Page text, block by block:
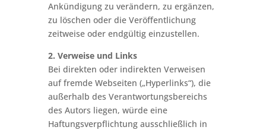
Ankündigung zu verändern, zu ergänzen,
zu löschen oder die Veröffentlichung
zeitweise oder endgültig einzustellen.
2. Verweise und Links
Bei direkten oder indirekten Verweisen
auf fremde Webseiten („Hyperlinks“), die
außerhalb des Verantwortungsbereichs
des Autors liegen, würde eine
Haftungsverpflichtung ausschließlich in